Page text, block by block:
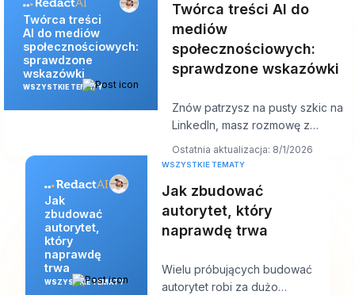
Twórca treści
AI do mediów
społecznościowych:
sprawdzone
wskazówki
WSZYSTKIE TEMATY
Twórca treści AI do
mediów
społecznościowych:
sprawdzone wskazówki
Znów patrzysz na pusty szkic na
LinkedIn, masz rozmowę z
klientem za dziesięć minut, a post
powinien
Ostatnia aktualizacja: 8/1/2026
Jak
zbudować
autorytet,
który
naprawdę
trwa
WSZYSTKIE TEMATY
WSZYSTKIE TEMATY
Jak zbudować
autorytet, który
naprawdę trwa
Wielu próbujących budować
autorytet robi za dużo